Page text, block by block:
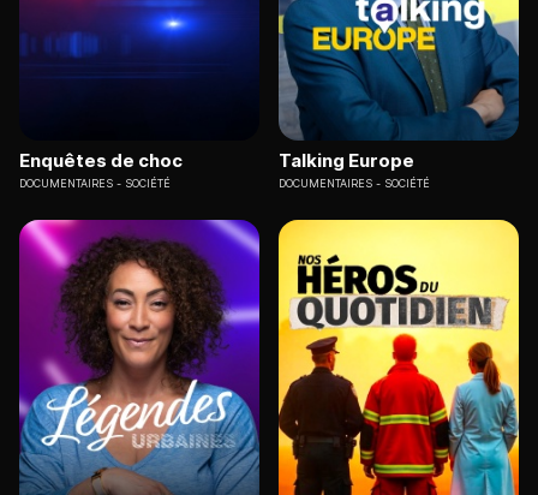
Enquêtes de choc
DOCUMENTAIRES SOCIÉTÉ
Talking Europe
DOCUMENTAIRES SOCIÉTÉ